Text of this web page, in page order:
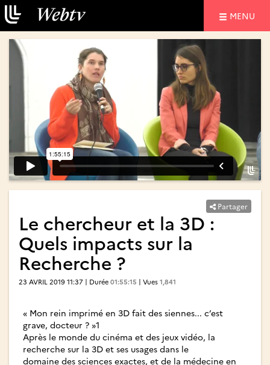
MENU
Partager
Le chercheur et la 3D :
Quels impacts sur la
Recherche ?
23 AVRIL 2019 11:37 | Durée 01:55:15 | Vues 1,841
« Mon rein imprimé en 3D fait des siennes... c’est
grave, docteur ? »1
Après le monde du cinéma et des jeux vidéo, la
recherche sur la 3D et ses usages dans le
domaine des sciences exactes, et de la médecine en